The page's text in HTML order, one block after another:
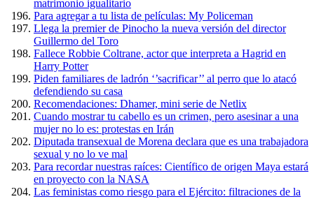
matrimonio igualitario
Para agregar a tu lista de películas: My Policeman
Llega la premier de Pinocho la nueva versión del director
Guillermo del Toro
Fallece Robbie Coltrane, actor que interpreta a Hagrid en
Harry Potter
Piden familiares de ladrón ‘’sacrificar’’ al perro que lo atacó
defendiendo su casa
Recomendaciones: Dhamer, mini serie de Netlix
Cuando mostrar tu cabello es un crimen, pero asesinar a una
mujer no lo es: protestas en Irán
Diputada transexual de Morena declara que es una trabajadora
sexual y no lo ve mal
Para recordar nuestras raíces: Científico de origen Maya estará
en proyecto con la NASA
Las feministas como riesgo para el Ejército: filtraciones de la